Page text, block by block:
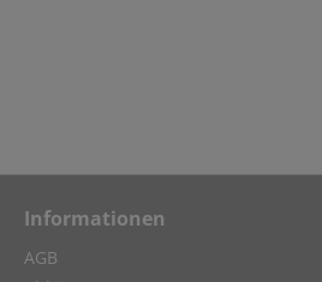
Informationen
AGB